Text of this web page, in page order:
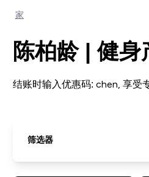
家
陈柏龄 | 健身
结账时输入优惠码: chen, 享受
筛选器